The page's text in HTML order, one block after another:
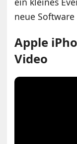
neue Software
Apple
Video